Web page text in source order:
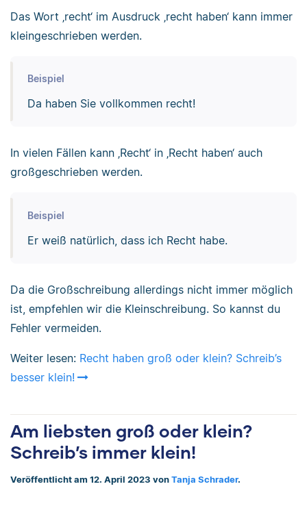
Das Wort ‚recht‘ im Ausdruck ‚recht haben‘ kann immer
kleingeschrieben werden.
Beispiel
Da haben Sie vollkommen recht!
In vielen Fällen kann ‚Recht‘ in ‚Recht haben‘ auch
großgeschrieben werden.
Beispiel
Er weiß natürlich, dass ich Recht habe.
Da die Großschreibung allerdings nicht immer möglich
ist, empfehlen wir die Kleinschreibung. So kannst du
Fehler vermeiden.
Weiter lesen: Recht haben groß oder klein? Schreib’s
besser klein!
Am liebsten groß oder klein?
Schreib’s immer klein!
Veröffentlicht am 12. April 2023 von Tanja Schrader.